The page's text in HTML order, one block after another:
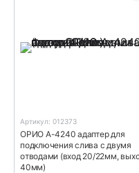
Артикул: 012373
ОРИО А-4240 адаптер для
подключения слива с двумя
отводами (вход 20/22мм,
40мм)